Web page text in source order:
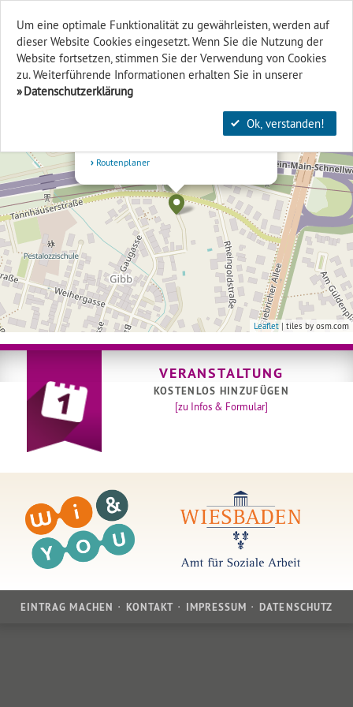
Finden & Filtern
Biebrich/Parkfeld/Abenteuerspielplatz
Routenplaner
+
Leaflet | tiles by osm.com
VERANSTALTUNG
KOSTENLOS HINZUFÜGEN
[zu Infos & Formular]
EINTRAG MACHEN KONTAKT IMPRESSUM DATENSCHUTZ
Um eine optimale Funktionalität zu gewährleisten, werden auf
dieser Website Cookies eingesetzt. Wenn Sie die Nutzung der
Website fort­setzen, stimmen Sie der Verwendung von Cookies
zu. Weiterführende Informationen erhalten Sie in unserer
Datenschutzerklärung
Ok, verstanden!